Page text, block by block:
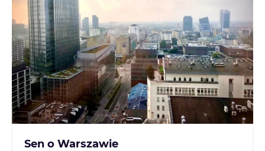
Sen o Warszawie